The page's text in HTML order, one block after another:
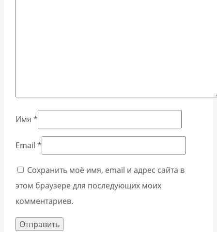
Имя *
Email *
Сохранить моё имя, email и адрес сайта в
этом браузере для последующих моих
комментариев.